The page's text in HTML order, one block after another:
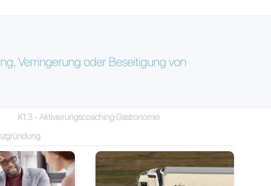
Verringerung oder Beseitigung von
K1.3 - Aktivierungscoaching Gastronomie